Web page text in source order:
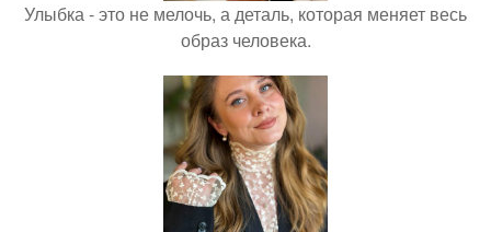
Улыбка - это не мелочь, а деталь, которая меняет весь
образ человека.